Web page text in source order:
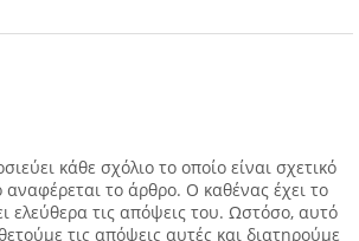
κάθε σχόλιο το οποίο είναι σχετικό
το άρθρο. Ο καθένας έχει το
ελεύθερα τις απόψεις του. Ωστόσο, αυτό
τις απόψεις αυτές και διατηρούμε